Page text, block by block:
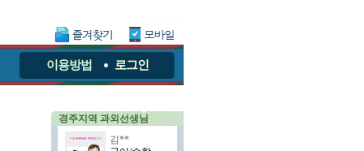
이용방법 로그인
경주지역 과외선생님
김**